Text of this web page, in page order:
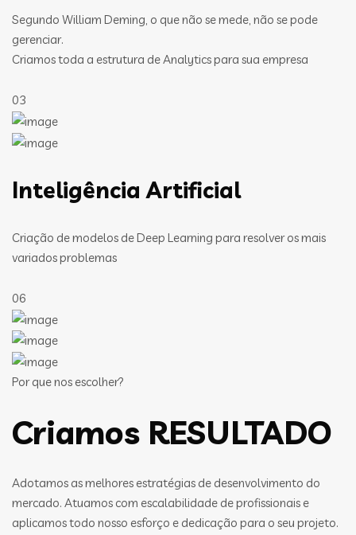
Segundo William Deming, o que não se mede, não se pode
gerenciar.
Criamos toda a estrutura de Analytics para sua empresa
03
Inteligência Artificial
Criação de modelos de Deep Learning para resolver os mais
variados problemas
06
Por que nos escolher?
Criamos RESULTADO
Adotamos as melhores estratégias de desenvolvimento do
mercado. Atuamos com escalabilidade de profissionais e
aplicamos todo nosso esforço e dedicação para o seu projeto.